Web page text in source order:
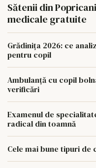
Sătenii din
medicale gratuite
Grădinița 2026: ce
pentru copil
Ambulanță cu copil
verificări
Examenul de
radical din toamnă
Cele mai bune tipuri de